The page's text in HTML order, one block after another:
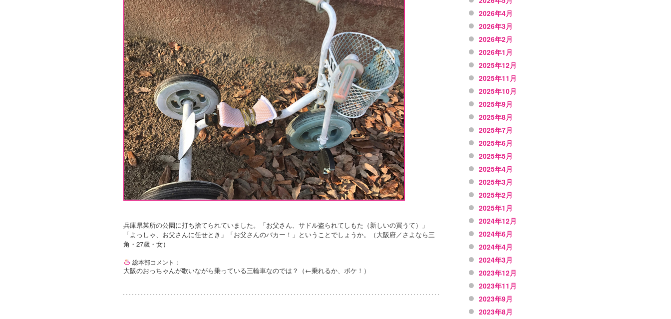
兵庫県某所の公園に打ち捨てられていました。「お父さん、サドル盗られてしもた（新しいの買うて）」
「よっしゃ、お父さんに任せとき」「お父さんのバカー！」ということでしょうか。（大阪府／さよなら三
角・27歳・女）
総本部コメント：
大阪のおっちゃんが歌いながら乗っている三輪車なのでは？（←乗れるか、ボケ！）
2026年4月
2026年3月
2026年2月
2026年1月
2025年12月
2025年11月
2025年10月
2025年9月
2025年8月
2025年7月
2025年6月
2025年5月
2025年4月
2025年3月
2025年2月
2025年1月
2024年12月
2024年6月
2024年4月
2024年3月
2023年12月
2023年11月
2023年9月
2023年8月